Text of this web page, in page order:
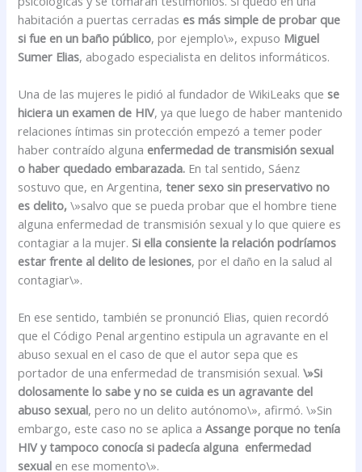
habitación a puertas cerradas es más simple de probar que
si fue en un baño público, por ejemplo\», expuso Miguel
Sumer Elias, abogado especialista en delitos informáticos.
Una de las mujeres le pidió al fundador de WikiLeaks quese
hiciera un examen de HIV, ya que luego de haber mantenido
relaciones íntimas sin protección empezó a temer poder
haber contraído alguna enfermedad de transmisión sexual
o haber quedado embarazada. En tal sentido, Sáenz
sostuvo que, en Argentina, tener sexo sin preservativo no
es delito, \»salvo que se pueda probar que el hombre tiene
alguna enfermedad de transmisión sexual y lo que quiere es
contagiar a la mujer. Si ella consiente la relación podríamos
estar frente al delito de lesiones, por el daño en la salud al
contagiar\».
En ese sentido, también se pronunció Elias, quien recordó
que el Código Penal argentino estipula un agravante en el
abuso sexual en el caso de que el autor sepa que es
portador de una enfermedad de transmisión sexual.\»Si
dolosamente lo sabe y no se cuida es un agravante del
abuso sexual, pero no un delito autónomo\», afirmó. \»Sin
embargo, este caso no se aplica aAssange porque no tenía
HIV y tampoco conocía si padecía alguna enfermedad
sexual en ese momento\».